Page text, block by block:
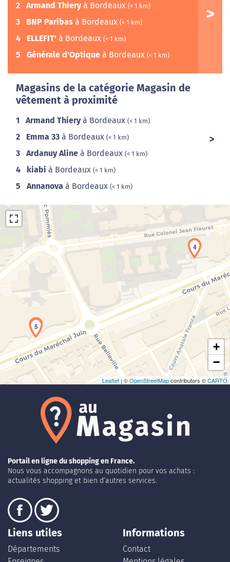
2 Armand Thieryà Bordeaux (< 1 km)
3 BNP Paribas à Bordeaux (< 1 km)
4 ELLEFIT' à Bordeaux (< 1 km)
5 Générale d'Optique à Bordeaux (< 1 km)
Magasins de la catégorie Magasin de
vêtement à proximité
1 Armand Thieryà Bordeaux (< 1 km)
2 Emma 33 à Bordeaux (< 1 km)
3 Ardanuy Aline à Bordeaux (< 1 km)
4 kiabi à Bordeaux (< 1 km)
5 Annanova à Bordeaux (< 1 km)
Chargement de la carte en cours...
1
2
3
4
5
+
−
Leaflet | ©OpenStreetMapcontributors ©CARTO
Portail en ligne du shopping en France.
Nous vous accompagnons au quotidien pour vos achats :
actualités shopping et bien d’autres services.
Liens utiles
Départements
Informations
Contact